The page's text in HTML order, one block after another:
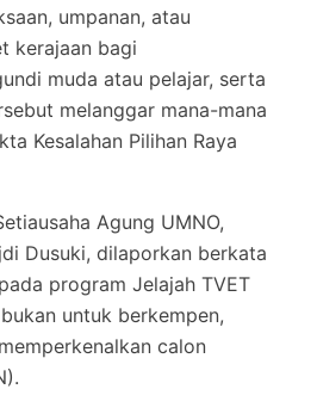
umpanan, atau
kerajaan bagi
muda atau pelajar, serta
melanggar mana-mana
Kesalahan Pilihan Raya
Agung UMNO,
Dusuki, dilaporkan berkata
program Jelajah TVET
untuk berkempen,
calon